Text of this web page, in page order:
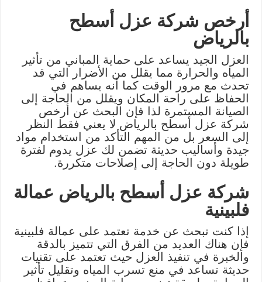
أرخص شركة عزل أسطح
بالرياض
العزل الجيد يساعد على حماية المباني من تأثير
المياه والحرارة مما يقلل من الأضرار التي قد
تحدث مع مرور الوقت كما أنه يساهم في
الحفاظ على راحة المكان ويقلل من الحاجة إلى
الصيانة المستمرة لذا فإن البحث عن أرخص
شركة عزل أسطح بالرياض لا يعني فقط النظر
إلى السعر بل من المهم التأكد من استخدام مواد
جيدة وأساليب حديثة تضمن لك عزل يدوم لفترة
طويلة دون الحاجة إلى إصلاحات متكررة.
شركة عزل أسطح بالرياض عمالة
فلبينية
إذا كنت تبحث عن خدمة تعتمد على عمالة فلبينية
فإن هناك العديد من الفرق التي تتميز بالدقة
والخبرة في تنفيذ العزل حيث تعتمد على تقنيات
حديثة تساعد في منع تسرب المياه وتقليل تأثير